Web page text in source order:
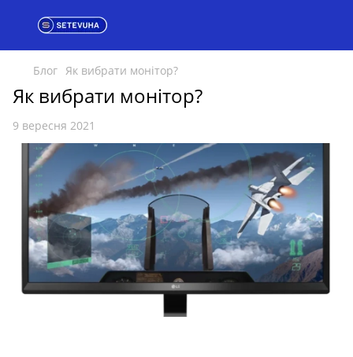
Блог Як вибрати монітор?
Як вибрати монітор?
9 вересня 2021